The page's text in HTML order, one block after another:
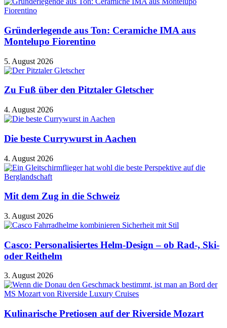
Gründerlegende aus Ton: Ceramiche IMA aus
Montelupo Fiorentino
5. August 2026
Zu Fuß über den Pitztaler Gletscher
4. August 2026
Die beste Currywurst in Aachen
4. August 2026
Mit dem Zug in die Schweiz
3. August 2026
Casco: Personalisiertes Helm-Design – ob Rad-, Ski-
oder Reithelm
3. August 2026
Kulinarische Pretiosen auf der Riverside Mozart